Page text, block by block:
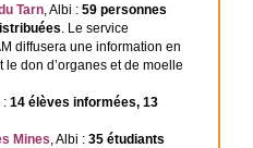
Tarn, Albi : 59 personnes
. Le service
diffusera une information en
le don d’organes et de moelle
: 14 élèves informées, 13
Mines, Albi : 35 étudiants